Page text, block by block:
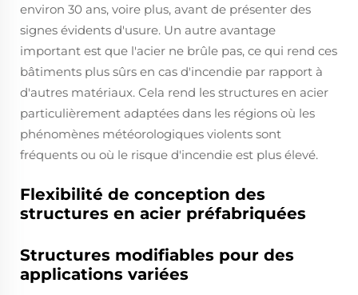
environ 30 ans, voire plus, avant de présenter des
signes évidents d'usure. Un autre avantage
important est que l'acier ne brûle pas, ce qui rend ces
bâtiments plus sûrs en cas d'incendie par rapport à
d'autres matériaux. Cela rend les structures en acier
particulièrement adaptées dans les régions où les
phénomènes météorologiques violents sont
fréquents ou où le risque d'incendie est plus élevé.
Flexibilité de conception des
structures en acier préfabriquées
Structures modifiables pour des
applications variées